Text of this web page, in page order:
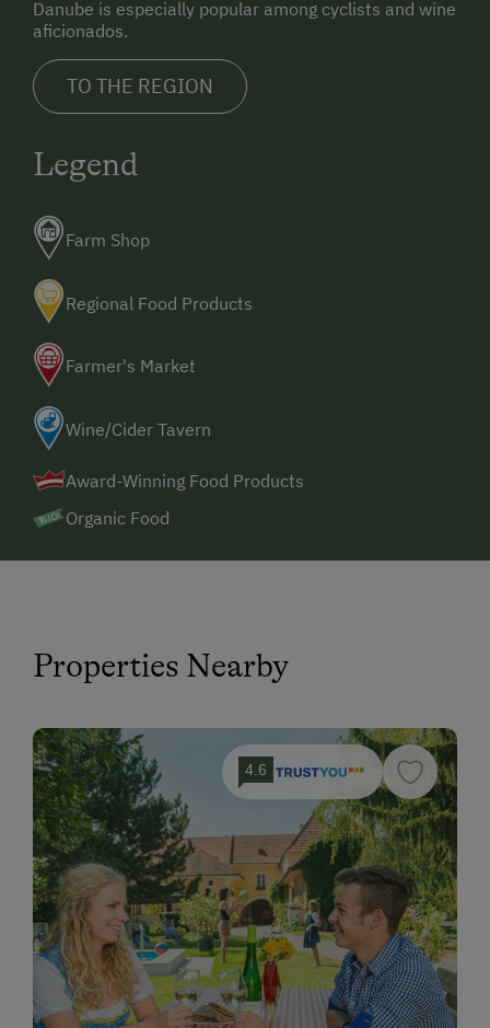
Danube is especially popular among cyclists and wine
aficionados.
TO THE REGION
Legend
Farm Shop
Regional Food Products
Farmer's Market
Wine/Cider Tavern
Award-Winning Food Products
Organic Food
Properties Nearby
4.6